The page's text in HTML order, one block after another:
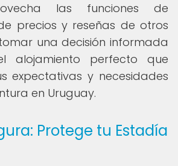
las funciones de
precios y reseñas de otros
una decisión informada
alojamiento perfecto que
expectativas y necesidades
en Uruguay.
Protege tu Estadía